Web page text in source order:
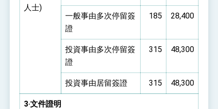
人士)
一般事由多次停留簽
證
185 28,400
投資事由多次停留簽
證
315 48,300
投資事由居留簽證 315 48,300
3·文件證明